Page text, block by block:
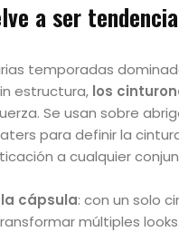
a ser tendencia
temporadas
estructura, los
Se usan sobre
para definir la
a cualquier
cápsula: con un solo
múltiples